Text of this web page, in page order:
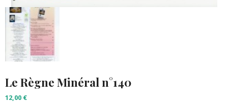
Le Règne Minéral n°140
12,00 €